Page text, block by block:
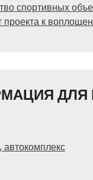
спортивных
проекта к
ДЛЯ